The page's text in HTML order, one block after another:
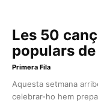
Les 50
populars
Primera Fila
Aquesta setmana
celebrar-ho hem